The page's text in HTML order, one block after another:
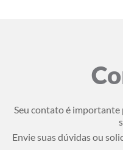
Seu contato é
Envie suas dúvidas ou